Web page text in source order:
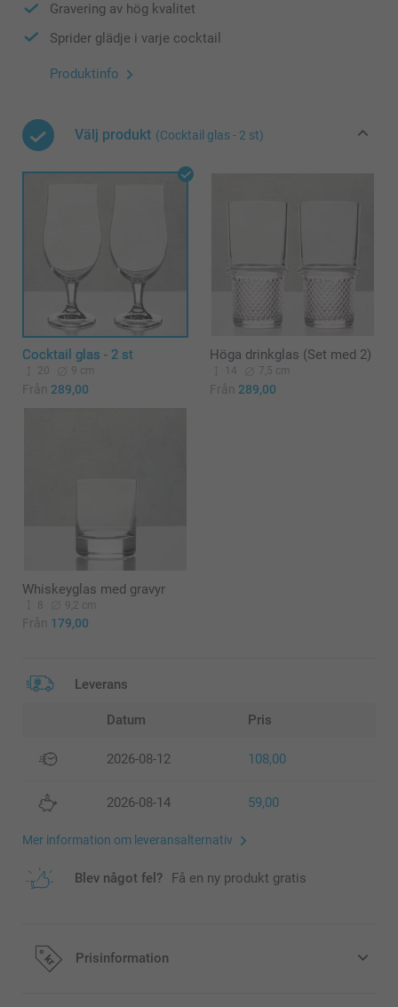
Gravering av hög kvalitet
Sprider glädje i varje cocktail
Produktinfo
Välj produkt (Cocktail glas - 2 st)
Cocktail glas - 2 st
20 9 cm
Från 289,00
Höga drinkglas (Set med 2)
14 7,5 cm
Från 289,00
Whiskeyglas med gravyr
8 9,2 cm
Från 179,00
Leverans
Datum Pris
2026-08-12 108,00
2026-08-14 59,00
Mer information om leveransalternativ
Blev något fel? Få en ny produkt gratis
Prisinformation